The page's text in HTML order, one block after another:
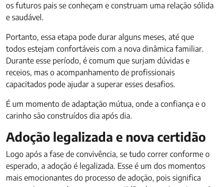
os futuros pais se conheçam e construam uma relação sólida
e saudável.
Portanto, essa etapa pode durar alguns meses, até que
todos estejam confortáveis com a nova dinâmica familiar.
Durante esse período, é comum que surjam dúvidas e
receios, mas o acompanhamento de profissionais
capacitados pode ajudar a superar esses desafios.
É um momento de adaptação mútua, onde a confiança e o
carinho são construídos dia após dia.
Adoção legalizada e nova certidão
Logo após a fase de convivência, se tudo correr conforme o
esperado, a adoção é legalizada. Esse é um dos momentos
mais emocionantes do processo de adoção, pois significa